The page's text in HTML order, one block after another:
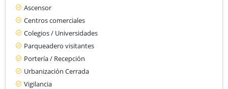
Ascensor
Centros comerciales
Colegios / Universidades
Parqueadero visitantes
Portería / Recepción
Urbanización Cerrada
Vigilancia